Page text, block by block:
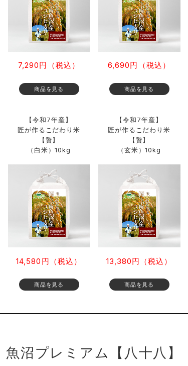
7,290円（税込） 6,690円（税込）
【令和7年産】
匠が作るこだわり米
【贅】
（白米）10kg
14,580円（税込）
【令和7年産】
匠が作るこだわり米
【贅】
（玄米）10kg
13,380円（税込）
魚沼プレミアム【八十八】